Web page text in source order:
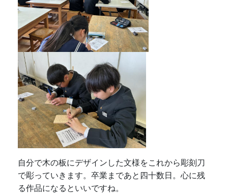
自分で木の板にデザインした文様をこれから彫刻刀
で彫っていきます。卒業まであと四十数日。心に残
る作品になるといいですね。